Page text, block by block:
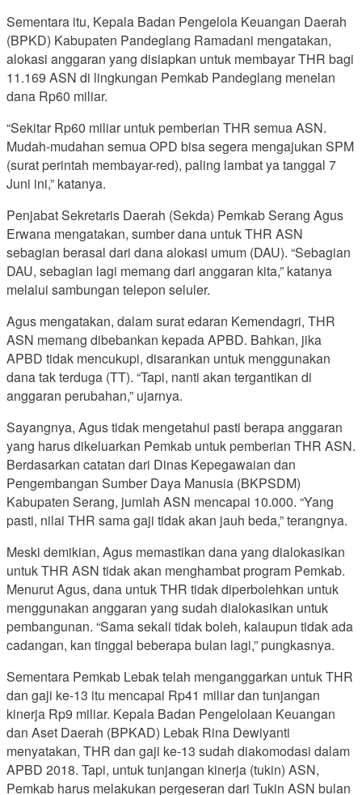
Sementara itu, Kepala Badan Pengelola Keuangan Daerah
(BPKD) Kabupaten Pandeglang Ramadani mengatakan,
alokasi anggaran yang disiapkan untuk membayar THR bagi
11.169 ASN di lingkungan Pemkab Pandeglang menelan
dana Rp60 miliar.
“Sekitar Rp60 miliar untuk pemberian THR semua ASN.
Mudah-mudahan semua OPD bisa segera mengajukan SPM
(surat perintah membayar-red), paling lambat ya tanggal 7
Juni ini,” katanya.
Penjabat Sekretaris Daerah (Sekda) Pemkab Serang Agus
Erwana mengatakan, sumber dana untuk THR ASN
sebagian berasal dari dana alokasi umum (DAU). “Sebagian
DAU, sebagian lagi memang dari anggaran kita,” katanya
melalui sambungan telepon seluler.
Agus mengatakan, dalam surat edaran Kemendagri, THR
ASN memang dibebankan kepada APBD. Bahkan, jika
APBD tidak mencukupi, disarankan untuk menggunakan
dana tak terduga (TT). “Tapi, nanti akan tergantikan di
anggaran perubahan,” ujarnya.
Sayangnya, Agus tidak mengetahui pasti berapa anggaran
yang harus dikeluarkan Pemkab untuk pemberian THR ASN.
Berdasarkan catatan dari Dinas Kepegawaian dan
Pengembangan Sumber Daya Manusia (BKPSDM)
Kabupaten Serang, jumlah ASN mencapai 10.000. “Yang
pasti, nilai THR sama gaji tidak akan jauh beda,” terangnya.
Meski demikian, Agus memastikan dana yang dialokasikan
untuk THR ASN tidak akan menghambat program Pemkab.
Menurut Agus, dana untuk THR tidak diperbolehkan untuk
menggunakan anggaran yang sudah dialokasikan untuk
pembangunan. “Sama sekali tidak boleh, kalaupun tidak ada
cadangan, kan tinggal beberapa bulan lagi,” pungkasnya.
Sementara Pemkab Lebak telah menganggarkan untuk THR
dan gaji ke-13 itu mencapai Rp41 miliar dan tunjangan
kinerja Rp9 miliar. Kepala Badan Pengelolaan Keuangan
dan Aset Daerah (BPKAD) Lebak Rina Dewiyanti
menyatakan, THR dan gaji ke-13 sudah diakomodasi dalam
APBD 2018. Tapi, untuk tunjangan kinerja (tukin) ASN,
Pemkab harus melakukan pergeseran dari Tukin ASN bulan